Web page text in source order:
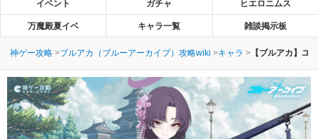
イベント ガチャ ヒエロニムス
万魔殿夏イベ キャラ一覧 雑談掲示板
神ゲー攻略 ブルアカ（ブルーアーカイブ）攻略wiki キャラ 【ブルアカ】ユ